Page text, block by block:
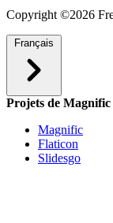
Copyright ©2026
Français
Projets de Magnific
Magnific
Flaticon
Slidesgo